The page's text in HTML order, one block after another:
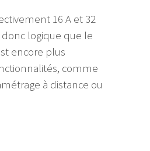
16 A et 32
logique que le
encore plus
comme
à distance ou